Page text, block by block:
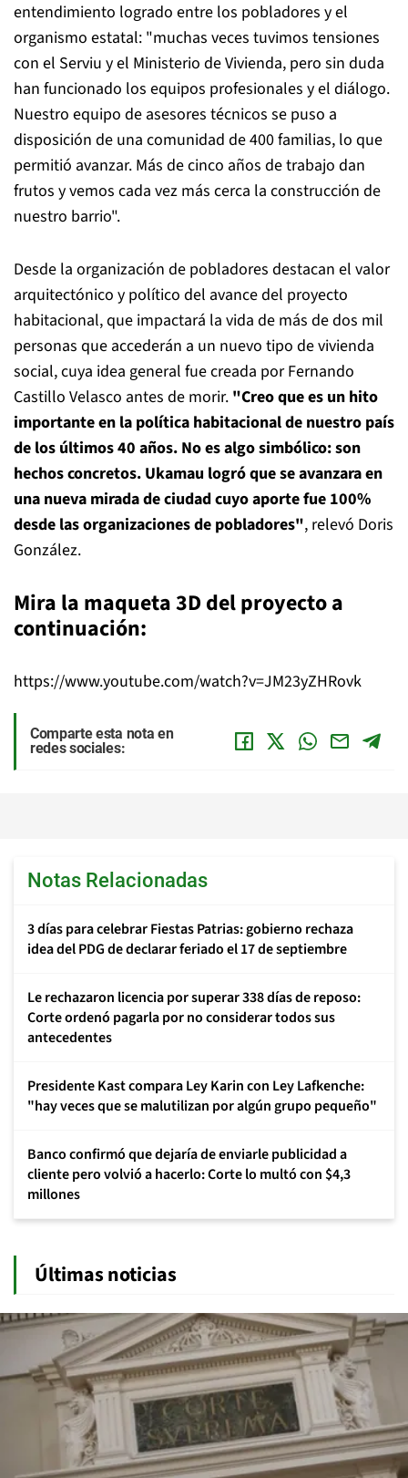
entendimiento logrado entre los pobladores y el
organismo estatal: "muchas veces tuvimos tensiones
con el Serviu y el Ministerio de Vivienda, pero sin duda
han funcionado los equipos profesionales y el diálogo.
Nuestro equipo de asesores técnicos se puso a
disposición de una comunidad de 400 familias, lo que
permitió avanzar. Más de cinco años de trabajo dan
frutos y vemos cada vez más cerca la construcción de
nuestro barrio".
Desde la organización de pobladores destacan el valor
arquitectónico y político del avance del proyecto
habitacional, que impactará la vida de más de dos mil
personas que accederán a un nuevo tipo de vivienda
social, cuya idea general fue creada por Fernando
Castillo Velasco antes de morir. "Creo que es un hito
importante en la política habitacional de nuestro país
de los últimos 40 años. No es algo simbólico: son
hechos concretos. Ukamau logró que se avanzara en
una nueva mirada de ciudad cuyo aporte fue 100%
desde las organizaciones de pobladores", relevó Doris
González.
Mira la maqueta 3D del proyecto a
continuación:
https://www.youtube.com/watch?v=JM23yZHRovk
Comparte esta nota en
redes sociales:
Notas Relacionadas
3 días para celebrar Fiestas Patrias: gobierno rechaza
idea del PDG de declarar feriado el 17 de septiembre
Le rechazaron licencia por superar 338 días de reposo:
Corte ordenó pagarla por no considerar todos sus
antecedentes
Presidente Kast compara Ley Karin con Ley Lafkenche:
"hay veces que se malutilizan por algún grupo pequeño"
Banco confirmó que dejaría de enviarle publicidad a
cliente pero volvió a hacerlo: Corte lo multó con $4,3
millones
Últimas noticias